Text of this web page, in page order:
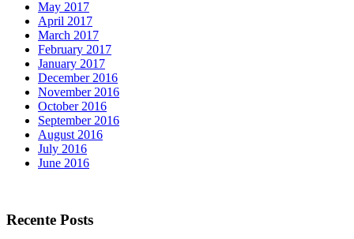
May 2017
April 2017
March 2017
February 2017
January 2017
December 2016
November 2016
October 2016
September 2016
August 2016
July 2016
June 2016
Recente Posts